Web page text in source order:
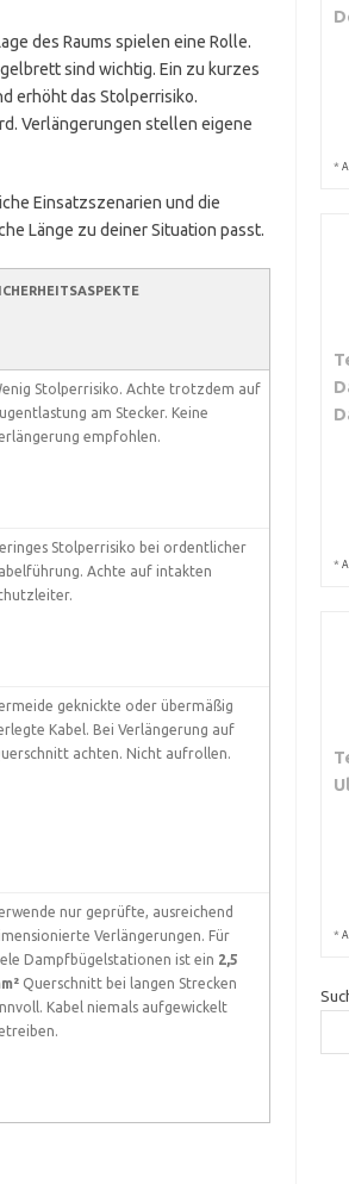
des Raums spielen eine Rolle.
sind wichtig. Ein zu kurzes
erhöht das Stolperrisiko.
Verlängerungen stellen eigene
Einsatzszenarien und die
Länge zu deiner Situation passt.
Stolperrisiko. Achte trotzdem auf
am Stecker. Keine
empfohlen.
Stolperrisiko bei ordentlicher
Achte auf intakten
geknickte oder übermäßig
Kabel. Bei Verlängerung auf
achten. Nicht aufrollen.
nur geprüfte, ausreichend
Verlängerungen. Für
Dampfbügelstationen ist ein 2,5
Querschnitt bei langen Strecken
Kabel niemals aufgewickelt
*
*
*